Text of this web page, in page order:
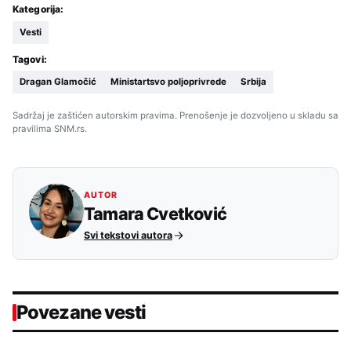
Kategorija:
Vesti
Tagovi:
Dragan Glamočić Ministartsvo poljoprivrede Srbija
Sadržaj je zaštićen autorskim pravima. Prenošenje je dozvoljeno u skladu sa
pravilima SNM.rs.
AUTOR
Tamara Cvetković
Svi tekstovi autora
Povezane vesti